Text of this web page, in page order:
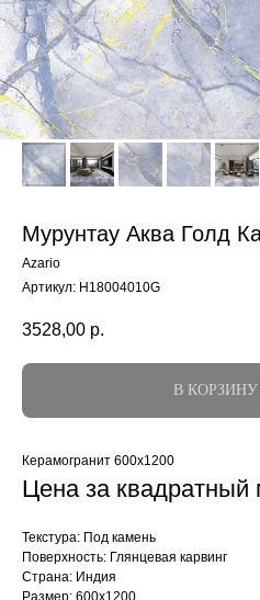
Мурунтау Аква Голд
Azario
Артикул: H18004010G
3528,00 р.
В КОРЗИНУ
Керамогранит 600x1200
Цена за квадратный
Текстура: Под камень
Поверхность: Глянцевая карвинг
Страна: Индия